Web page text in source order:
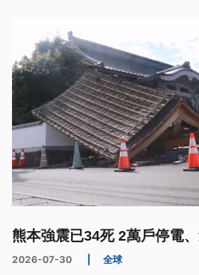
熊本強震已34死 2萬戶停電
2026-07-30 全球